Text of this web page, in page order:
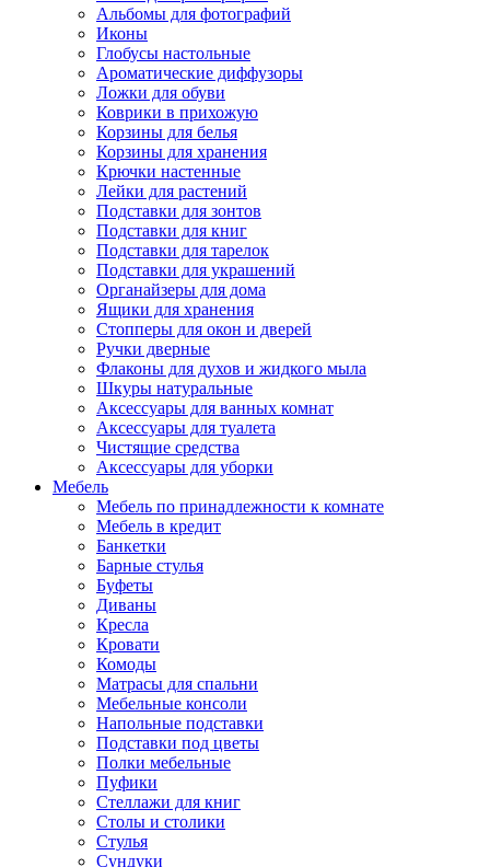
Альбомы для фотографий
Иконы
Глобусы настольные
Ароматические диффузоры
Ложки для обуви
Коврики в прихожую
Корзины для белья
Корзины для хранения
Крючки настенные
Лейки для растений
Подставки для зонтов
Подставки для книг
Подставки для тарелок
Подставки для украшений
Органайзеры для дома
Ящики для хранения
Стопперы для окон и дверей
Ручки дверные
Флаконы для духов и жидкого мыла
Шкуры натуральные
Аксессуары для ванных комнат
Аксессуары для туалета
Чистящие средства
Аксессуары для уборки
Мебель
Мебель по принадлежности к комнате
Мебель в кредит
Банкетки
Барные стулья
Буфеты
Диваны
Кресла
Кровати
Комоды
Матрасы для спальни
Мебельные консоли
Напольные подставки
Подставки под цветы
Полки мебельные
Пуфики
Стеллажи для книг
Столы и столики
Стулья
Сундуки